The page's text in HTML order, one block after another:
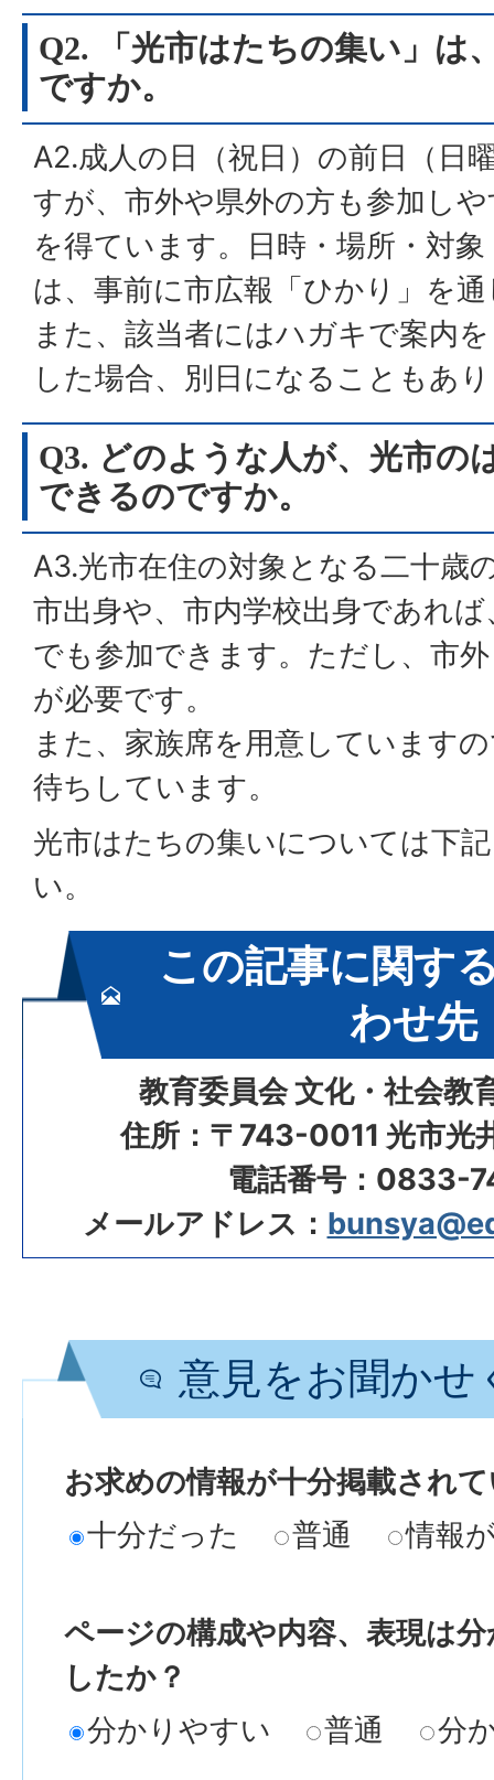
Q2. 「光市はたちの集い」は
ですか。
A2.成人の日（祝日）の前日（日
すが、市外や県外の方も参加し
を得ています。日時・場所・対
は、事前に市広報「ひかり」を
また、該当者にはハガキで案内
した場合、別日になることもあ
Q3. どのような人が、光市の
できるのですか。
A3.光市在住の対象となる二十歳
市出身や、市内学校出身であれ
でも参加できます。ただし、市
が必要です。
また、家族席を用意しています
待ちしています。
光市はたちの集いについては下
い。
この記事に関す
わせ先
教育委員会 文化・社会教
住所：〒743-0011 光市光
電話番号：0833-
メールアドレス：
意見をお聞かせ
お求めの情報が十分掲載され
十分だった
普通 情報
ページの構成や内容、表現は
したか？
分かりやすい
普通 分